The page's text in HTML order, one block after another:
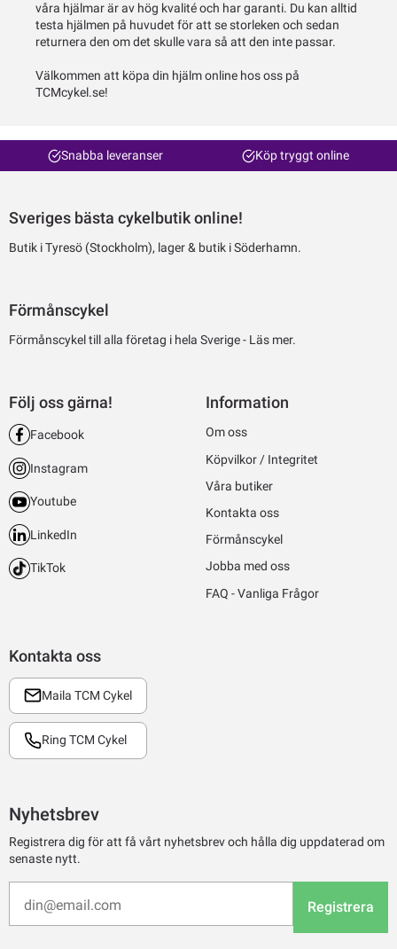
våra hjälmar är av hög kvalité och har garanti. Du kan alltid
testa hjälmen på huvudet för att se storleken och sedan
returnera den om det skulle vara så att den inte passar.
Välkommen att köpa din hjälm online hos oss på
TCMcykel.se!
Snabba leveranser Köp tryggt online
Sveriges bästa cykelbutik online!
Butik i Tyresö (Stockholm), lager & butik i Söderhamn.
Förmånscykel
Förmånscykel till alla företag i hela Sverige - Läs mer.
Kontakta oss
Maila TCM Cykel
Ring TCM Cykel
Följ oss gärna!
Facebook
Instagram
Youtube
LinkedIn
TikTok
Information
Om oss
Köpvilkor / Integritet
Våra butiker
Kontakta oss
Förmånscykel
Jobba med oss
FAQ - Vanliga Frågor
Nyhetsbrev
Registrera dig för att få vårt nyhetsbrev och hålla dig uppdaterad om
senaste nytt.
Registrera